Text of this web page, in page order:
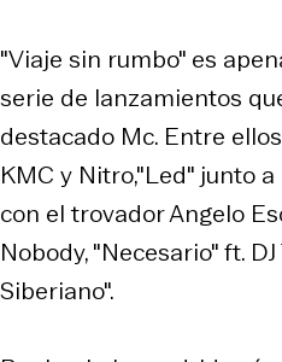
"Viaje sin rumbo" es
serie de lanzamientos
destacado Mc. Entre
KMC y Nitro,"Led" junto
con el trovador Angelo
Nobody, "Necesario" ft.
Siberiano".